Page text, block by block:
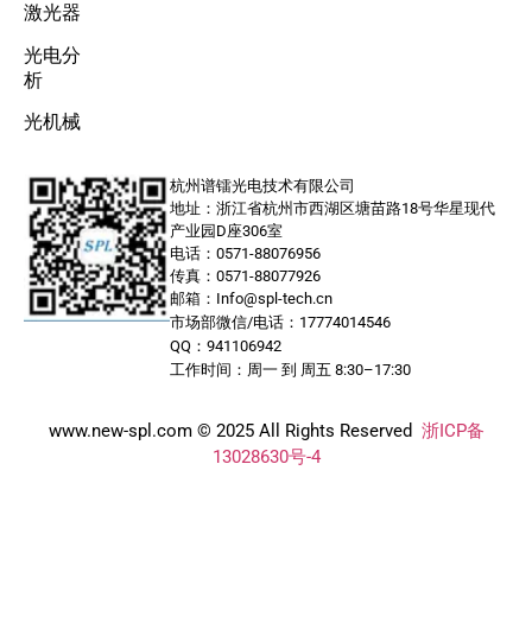
激光器
光电分
析
光机械
杭州谱镭光电技术有限公司
地址：浙江省杭州市西湖区塘苗路18号华星现代
产业园D座306室
电话：0571-88076956
传真：0571-88077926
邮箱：Info@spl-tech.cn
市场部微信/电话：17774014546
QQ：941106942
工作时间：周一 到 周五 8:30–17:30
www.new-spl.com © 2025 All Rights Reserved 浙ICP备
13028630号-4